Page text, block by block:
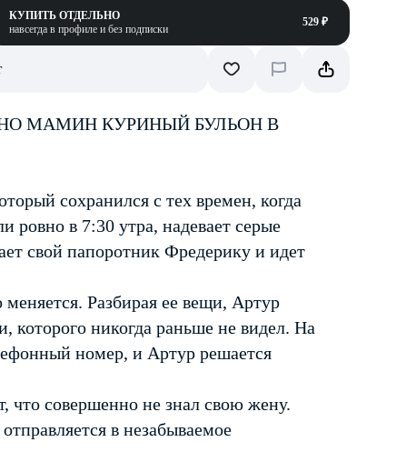
КУПИТЬ ОТДЕЛЬНО
навсегда в профиле и без подписки
529 ₽
МАМИН КУРИНЫЙ БУЛЬОН В
сохранился с тех времен, когда
ровно в 7:30 утра, надевает серые
свой папоротник Фредерику и идет
Разбирая ее вещи, Артур
которого никогда раньше не видел. На
номер, и Артур решается
что совершенно не знал свою жену.
в незабываемое